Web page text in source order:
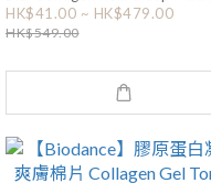
Sheet (OY031)
HK$41.00 ~ HK$479.00
HK$549.00